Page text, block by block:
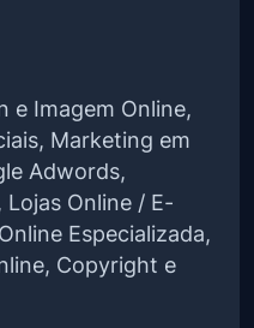
e Imagem Online,
Marketing em
Adwords,
Online / E-
Especializada,
Copyright e